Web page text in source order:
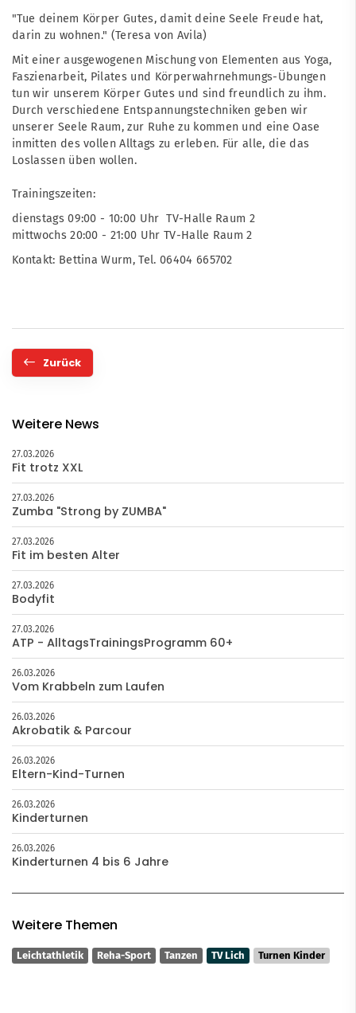
"Tue deinem Körper Gutes, damit deine Seele Freude hat,
darin zu wohnen." (Teresa von Avila)
Mit einer ausgewogenen Mischung von Elementen aus Yoga,
Faszienarbeit, Pilates und Körperwahrnehmungs-Übungen
tun wir unserem Körper Gutes und sind freundlich zu ihm.
Durch verschiedene Entspannungstechniken geben wir
unserer Seele Raum, zur Ruhe zu kommen und eine Oase
inmitten des vollen Alltags zu erleben. Für alle, die das
Loslassen üben wollen.
Trainingszeiten:
dienstags 09:00 - 10:00 Uhr TV-Halle Raum 2
mittwochs 20:00 - 21:00 Uhr TV-Halle Raum 2
Kontakt: Bettina Wurm, Tel. 06404 665702
Zurück
Weitere News
27.03.2026
Fit trotz XXL
27.03.2026
Zumba "Strong by ZUMBA"
27.03.2026
Fit im besten Alter
27.03.2026
Bodyfit
27.03.2026
ATP - AlltagsTrainingsProgramm 60+
26.03.2026
Vom Krabbeln zum Laufen
26.03.2026
Akrobatik & Parcour
26.03.2026
Eltern-Kind-Turnen
26.03.2026
Kinderturnen
26.03.2026
Kinderturnen 4 bis 6 Jahre
Weitere Themen
Leichtathletik Reha-Sport Tanzen TV Lich Turnen Kinder